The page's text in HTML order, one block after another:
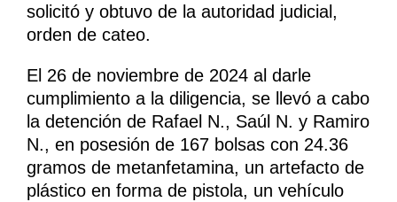
solicitó y obtuvo de la autoridad judicial,
orden de cateo.
El 26 de noviembre de 2024 al darle
cumplimiento a la diligencia, se llevó a cabo
la detención de Rafael N., Saúl N. y Ramiro
N., en posesión de 167 bolsas con 24.36
gramos de metanfetamina, un artefacto de
plástico en forma de pistola, un vehículo